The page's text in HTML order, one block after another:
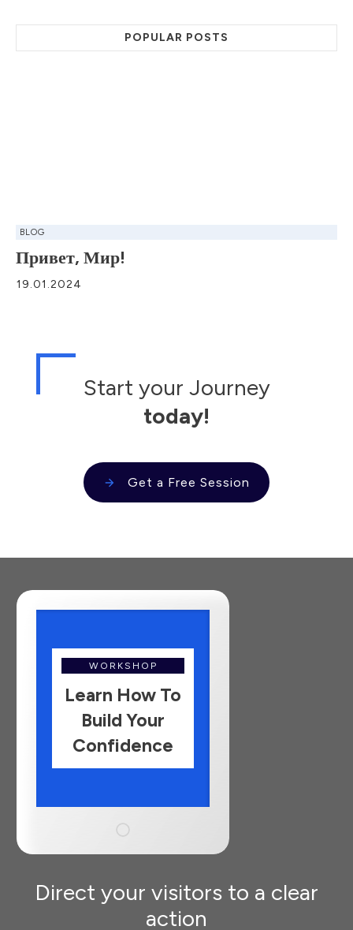
POPULAR POSTS
BLOG
Привет, Мир!
19.01.2024
Start your Journey
today!
Get a Free Session
WORKSHOP
Learn How To
Build Your
Confidence
Direct your visitors to a clear
action